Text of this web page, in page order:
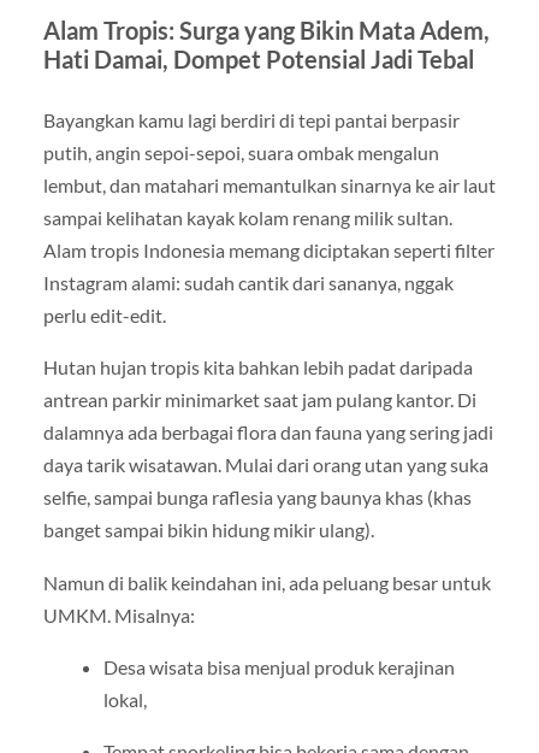
Alam Tropis: Surga yang Bikin Mata Adem,
Hati Damai, Dompet Potensial Jadi Tebal
Bayangkan kamu lagi berdiri di tepi pantai berpasir
putih, angin sepoi-sepoi, suara ombak mengalun
lembut, dan matahari memantulkan sinarnya ke air laut
sampai kelihatan kayak kolam renang milik sultan.
Alam tropis Indonesia memang diciptakan seperti filter
Instagram alami: sudah cantik dari sananya, nggak
perlu edit-edit.
Hutan hujan tropis kita bahkan lebih padat daripada
antrean parkir minimarket saat jam pulang kantor. Di
dalamnya ada berbagai flora dan fauna yang sering jadi
daya tarik wisatawan. Mulai dari orang utan yang suka
selfie, sampai bunga raflesia yang baunya khas (khas
banget sampai bikin hidung mikir ulang).
Namun di balik keindahan ini, ada peluang besar untuk
UMKM. Misalnya:
Desa wisata bisa menjual produk kerajinan
lokal,